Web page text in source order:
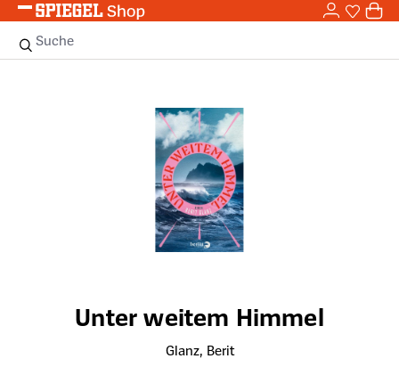
Zum Hauptinhalt springen 0
Suche
Unter weitem Himmel
Glanz, Berit